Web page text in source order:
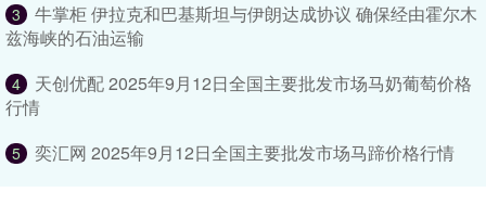
3
牛掌柜 伊拉克和巴基斯坦与伊朗达成协议 确保经由霍尔木
兹海峡的石油运输
4
天创优配 2025年9月12日全国主要批发市场马奶葡萄价格
行情
5 奕汇网 2025年9月12日全国主要批发市场马蹄价格行情